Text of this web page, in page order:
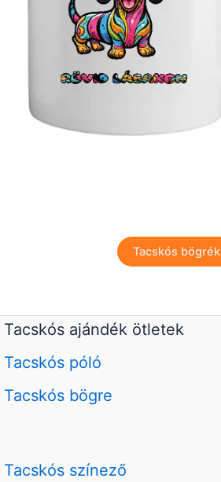
Tacskós bögrék
Tacskós ajándék ötletek
Tacskós póló
Tacskós bögre
Tacskós színező